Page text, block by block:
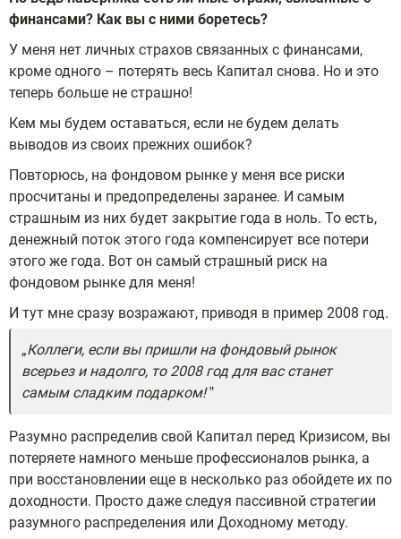
финансами? Как вы с ними боретесь?
У меня нет личных страхов связанных с финансами,
кроме одного – потерять весь Капитал снова. Но и это
теперь больше не страшно!
Кем мы будем оставаться, если не будем делать
выводов из своих прежних ошибок?
Повторюсь, на фондовом рынке у меня все риски
просчитаны и предопределены заранее. И самым
страшным из них будет закрытие года в ноль. То есть,
денежный поток этого года компенсирует все потери
этого же года. Вот он самый страшный риск на
фондовом рынке для меня!
И тут мне сразу возражают, приводя в пример 2008 год.
Коллеги, если вы пришли на фондовый рынок
всерьез и надолго, то 2008 год для вас станет
самым сладким подарком!
Разумно распределив свой Капитал перед Кризисом, вы
потеряете намного меньше профессионалов рынка, а
при восстановлении еще в несколько раз обойдете их по
доходности. Просто даже следуя пассивной стратегии
разумного распределения или Доходному методу.